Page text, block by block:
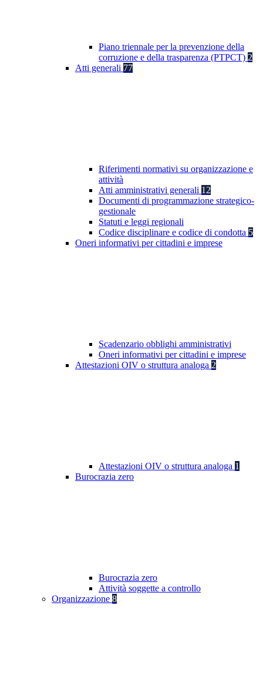
Piano triennale per la prevenzione della
corruzione e della trasparenza (PTPCT) 2
Atti generali 77
Riferimenti normativi su organizzazione e
attività
Atti amministrativi generali 12
Documenti di programmazione strategico-
gestionale
Statuti e leggi regionali
Codice disciplinare e codice di condotta 5
Oneri informativi per cittadini e imprese
Scadenzario obblighi amministrativi
Oneri informativi per cittadini e imprese
Attestazioni OIV o struttura analoga 2
Attestazioni OIV o struttura analoga 1
Burocrazia zero
Burocrazia zero
Attività soggette a controllo
Organizzazione 8